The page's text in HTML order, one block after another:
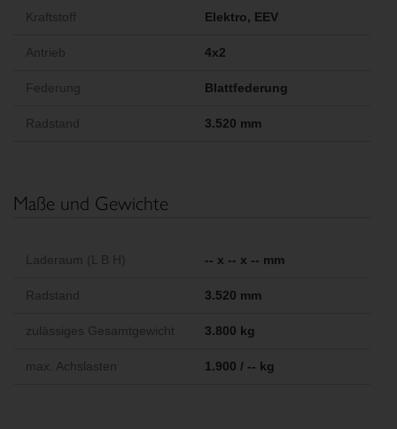
Kraftstoff Elektro, EEV
Antrieb 4x2
Federung Blattfederung
Radstand 3.520 mm
Maße und Gewichte
Laderaum (L B H) -- x -- x -- mm
Radstand 3.520 mm
zulässiges Gesamtgewicht 3.800 kg
max. Achslasten 1.900 / -- kg